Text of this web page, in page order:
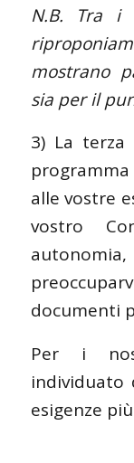
N.B. Tra
mostrano
sia per il
3) La terza
alle vostre
vostro
documenti
Per i
individuato
esigenze